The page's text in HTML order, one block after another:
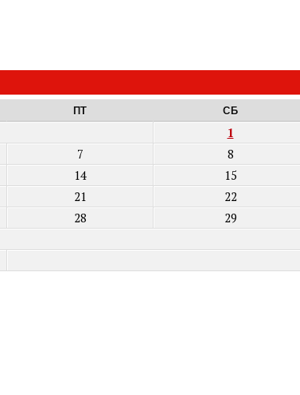
ПТ СБ
1
7 8
14 15
21 22
28 29